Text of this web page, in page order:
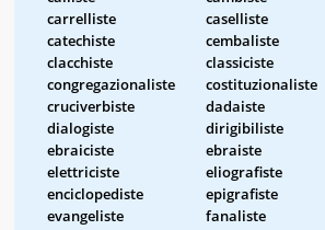
carrelliste
caselliste
catechiste
cembaliste
clacchiste
classiciste
congregazionaliste
costituzionaliste
cruciverbiste
dadaiste
dialogiste
dirigibiliste
ebraiciste
ebraiste
elettriciste
eliografiste
enciclopediste
epigrafiste
evangeliste
fanaliste